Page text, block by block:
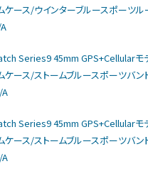
ケース/ウインターブルースポーツル
Series9 45mm GPS+Cellularモ
ケース/ストームブルースポーツバン
Series9 45mm GPS+Cellularモ
ケース/ストームブルースポーツバン